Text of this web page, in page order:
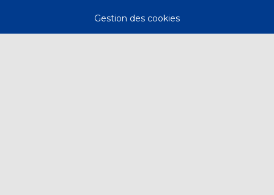
Gestion des cookies